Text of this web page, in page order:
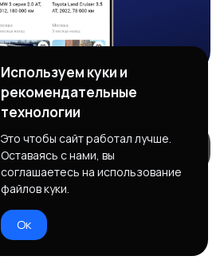
Используем куки и
рекомендательные
технологии
Это чтобы сайт работал лучше.
Оставаясь с нами, вы
соглашаетесь на использование
файлов куки.
Ок